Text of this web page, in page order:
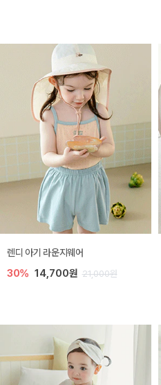
렌디 아기 라운지웨어
30% 14,700원 21,000원